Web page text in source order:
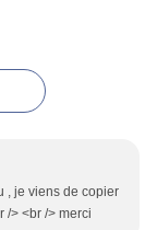
, je viens de copier
/> <br /> merci